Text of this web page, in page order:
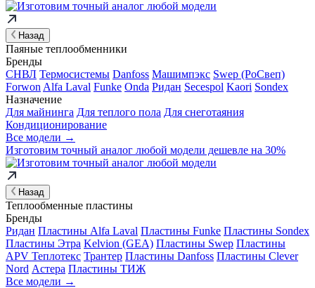
Назад
Паяные теплообменники
Бренды
СНВЛ Термосистемы Danfoss Машимпэкс Swep (РоСвеп)
Forwon Alfa Laval Funke Onda Ридан Secespol Kaori Sondex
Назначение
Для майнинга Для теплого пола Для снеготаяния
Кондиционирование
Все модели →
Изготовим точный аналог любой модели дешевле на 30%
Назад
Теплообменные пластины
Бренды
Ридан Пластины Alfa Laval Пластины Funke Пластины Sondex
Пластины Этра Kelvion (GEA) Пластины Swep Пластины
APV Теплотекс Трантер Пластины Danfoss Пластины Clever
Nord Астера Пластины ТИЖ
Все модели →